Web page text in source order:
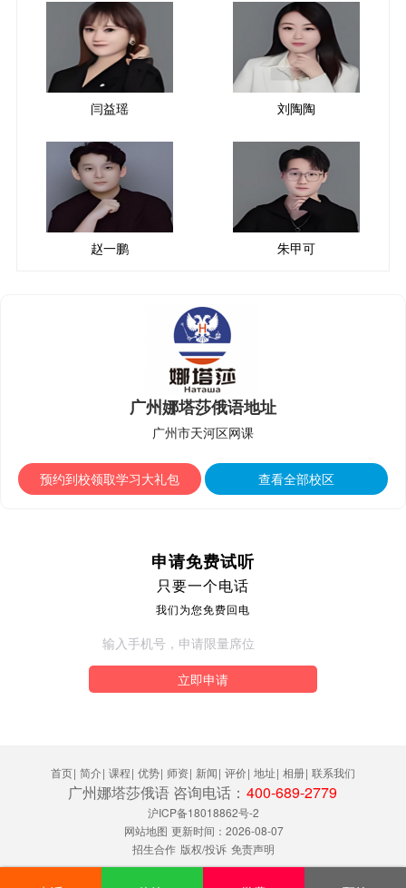
闫益瑶 刘陶陶
赵一鹏 朱甲可
广州娜塔莎俄语地址
广州市天河区网课
预约到校领取学习大礼包 查看全部校区
申请免费试听
只要一个电话
我们为您免费回电
立即申请
首页| 简介| 课程| 优势| 师资| 新闻| 评价| 地址| 相册| 联系我们
广州娜塔莎俄语 咨询电话： 400-689-2779
沪ICP备18018862号-2
网站地图 更新时间：2026-08-07
招生合作 版权/投诉 免责声明